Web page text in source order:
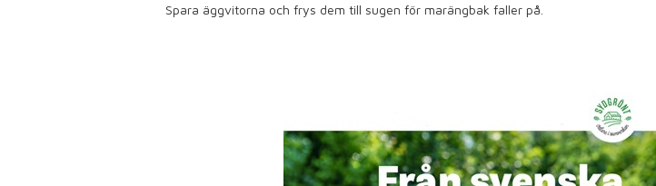
Spara äggvitorna och frys dem till sugen för marängbak faller på.